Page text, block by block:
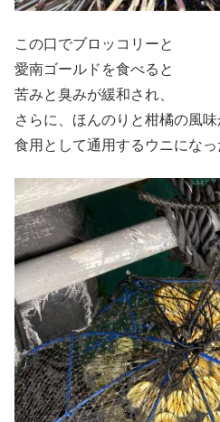
この口でブロッコリーと
愛南ゴールドを食べると
苦みと臭みが緩和され、
さらに、ほんのりと柑橘の風
食用として通用するウニになっ